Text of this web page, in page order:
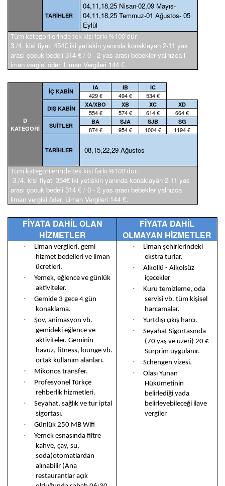
TARİHLER
04,11,18,25 Nisan-02,09 Mayıs-
04,11,18,25 Temmuz-01 Ağustos- 05
Eylül
Tüm kategorilerinde tek kisi farkı %100'dür.
3./4. kisi fiyatı 454€ iki yetiskin yanında konaklayan 2-11 yas
arası çocuk bedeli 314 € / 0 - 2 yas arası bebekler yalnızca l
iman vergisi öder. Liman Vergileri 144 €.
D
KATEGORİ
İÇ KABİN
IA IB IC
429 € 494 € 534 €
DIŞ KABİN
XA/XBO XB XC XD
554 € 574 € 614 € 664 €
SUİTLER
BA SJA SJB SG
874 € 954 € 1004 € 1194 €
TARİHLER 08,15,22,29 Ağustos
Tüm kategorilerinde tek kisi farkı %100'dür.
3./4. kisi fiyatı 354€ iki yetiskin yanında konaklayan 2-11 yas
arası çocuk bedeli 314 € / 0 - 2 yas arası bebekler yalnızca
liman vergisi öder. Liman Vergileri 144 €.
FİYATA DAHİL OLAN
HİZMETLER
FİYATA DAHİL
OLMAYAN HİZMETLER
·
Liman vergileri, gemi
hizmet bedelleri ve liman
ücretleri.
·
Yemek, eğlence ve günlük
aktiviteler.
·
Gemide 3 gece 4 gün
konaklama.
·
Şov, animasyon vb.
gemideki eğlence ve
aktiviteler. Geminin
havuz, fitness, lounge vb.
ortak kullanım alanları.
· Mikonos transfer.
·
Profesyonel Türkçe
rehberlik hizmetleri.
·
Seyahat, sağlık ve tur iptal
sigortası.
· Günlük 250 MB Wifi
·
Yemek esnasında filtre
kahve, çay, su,
soda(otomatlardan
alınabilir (Ana
restaurantlar açık
·
Liman şehirlerindeki
ekstra turlar.
·
Alkollü - Alkolsüz
içecekler
·
Kuru temizleme, oda
servisi vb. tüm kişisel
harcamalar.
· Yurtdışı çıkış harcı.
·
Seyahat Sigortasında
(70 yaş ve üzeri) 20 €
Sürprim uygulanır.
· Schengen vizesi.
·
Olası Yunan
Hükümetinin
belirlediği yada
belirleyebileceği ilave
vergiler